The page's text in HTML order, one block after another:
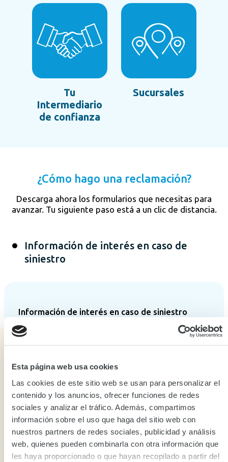
Esta página web usa cookies
Las cookies de este sitio web se usan para personalizar el
contenido y los anuncios, ofrecer funciones de redes
sociales y analizar el tráfico. Además, compartimos
información sobre el uso que haga del sitio web con
nuestros partners de redes sociales, publicidad y análisis
web, quienes pueden combinarla con otra información que
les haya proporcionado o que hayan recopilado a partir del
Tu
Intermediario
de confianza
Sucursales
¿Cómo hago una reclamación?
Descarga ahora los formularios que necesitas para
avanzar. Tu siguiente paso está a un clic de distancia.
Información de interés en caso de
siniestro
Información de interés en caso de siniestro
De conformidad con los artículos 1053, 1077 y 1080 del
cuantía de la pérdida, si fuere el caso y al asegurador le
corresponderá demostrar los hechos o circunstancias
que sean excluyentes de su responsabilidad.
Por otra parte, el Asegurador deberá pronunciarse
frente al reclamo dentro del mes siguiente a la fecha
en que el asegurado o beneficiario acredite, aún
extrajudicialmente, su derecho ante el asegurador.
Si vencido el plazo del mes el asegurador no ha